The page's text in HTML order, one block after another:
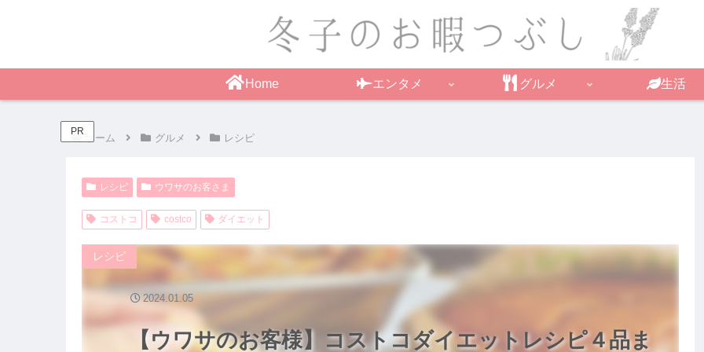
Home エンタメ グルメ 生活
PR
ホーム グルメ レシピ
レシピ ウワサのお客さま
コストコ costco ダイエット
【ウワサのお客様】コストコダイエットレシピ４品ま
レシピ
2024.01.05